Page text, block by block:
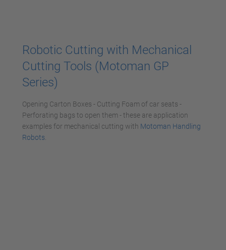
Robotic Cutting with Mechanical
Cutting Tools (Motoman GP
Series)
Opening Carton Boxes - Cutting Foam of car seats -
Perforating bags to open them - these are application
examples for mechanical cutting with Motoman Handling
Robots